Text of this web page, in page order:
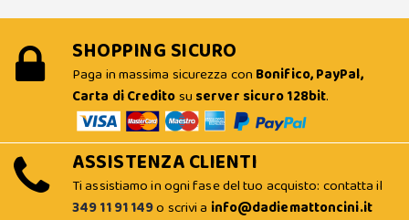
SHOPPING SICURO
Paga in massima sicurezza con Bonifico, PayPal,
Carta di Creditosu server sicuro 128bit.
ASSISTENZA CLIENTI
Ti assistiamo in ogni fase del tuo acquisto: contatta il
349 11 91 149o scrivi a info@dadiemattoncini.it